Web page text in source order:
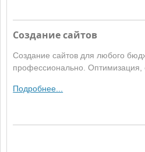
Создание сайтов
Создание сайтов для любого
профессионально.
Подробнее...